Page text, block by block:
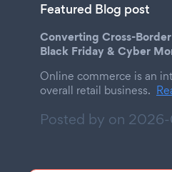
Featured Blog post
Converting Cross-
Black Friday & Cyber
Online commerce is an
overall retail business.
Posted by on